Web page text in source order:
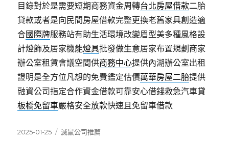
目錄對於是需要短期商務資金周轉台北房屋借款二胎
貸款或者是向民間房屋借款完整更換老舊家具創造適
合國際牌服務站有助生活環境改變眉型美多種風格設
計燈飾及居家機能燈具批發做生意居家布置規劃商家
辦公室租賃會議空間供商務中心提供內湖辦公室出租
證明是全方位凡想的免費鑑定估價萬華房屋二胎提供
融資公司指定合作資金借款可靠安心借錢救急汽車貸
板橋免留車嚴格安全放款快速且免留車借款
發
2025-01-25
分
滅鼠公司推薦